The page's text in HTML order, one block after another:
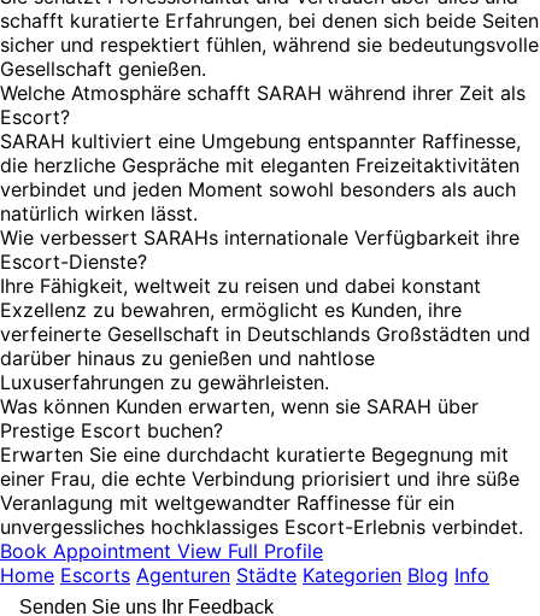
schafft kuratierte Erfahrungen, bei denen sich beide Seiten
sicher und respektiert fühlen, während sie bedeutungsvolle
Gesellschaft genießen.
Welche Atmosphäre schafft SARAH während ihrer Zeit als
Escort?
SARAH kultiviert eine Umgebung entspannter Raffinesse,
die herzliche Gespräche mit eleganten Freizeitaktivitäten
verbindet und jeden Moment sowohl besonders als auch
natürlich wirken lässt.
Wie verbessert SARAHs internationale Verfügbarkeit ihre
Escort-Dienste?
Ihre Fähigkeit, weltweit zu reisen und dabei konstant
Exzellenz zu bewahren, ermöglicht es Kunden, ihre
verfeinerte Gesellschaft in Deutschlands Großstädten und
darüber hinaus zu genießen und nahtlose
Luxuserfahrungen zu gewährleisten.
Was können Kunden erwarten, wenn sie SARAH über
Prestige Escort buchen?
Erwarten Sie eine durchdacht kuratierte Begegnung mit
einer Frau, die echte Verbindung priorisiert und ihre süße
Veranlagung mit weltgewandter Raffinesse für ein
unvergessliches hochklassiges Escort-Erlebnis verbindet.
Book Appointment View Full Profile
Home Escorts Agenturen Städte Kategorien Blog Info
Senden Sie uns Ihr Feedback